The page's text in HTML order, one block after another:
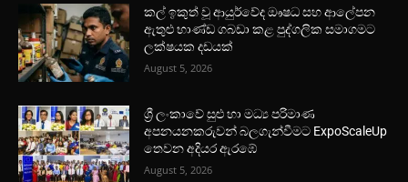
කල් ඉකුත් වූ ආයුර්වේද ඖෂධ සහ ආලේපන
ඇතුළු භාණ්ඩ ගබඩා කළ පුද්ගලික සමාගමට
ලක්ෂයක දඩයක්
August 5, 2026
ශ්‍රී ලංකාවේ සුළු හා මධ්‍ය පරිමාණ
අපනයනකරුවන් බලගැන්වීමට ExpoScaleUp
තෙවන අදියර ඇරඹේ
August 5, 2026